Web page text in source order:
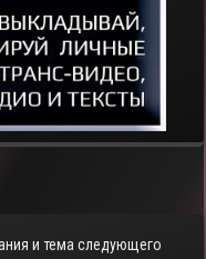
и тема следующего